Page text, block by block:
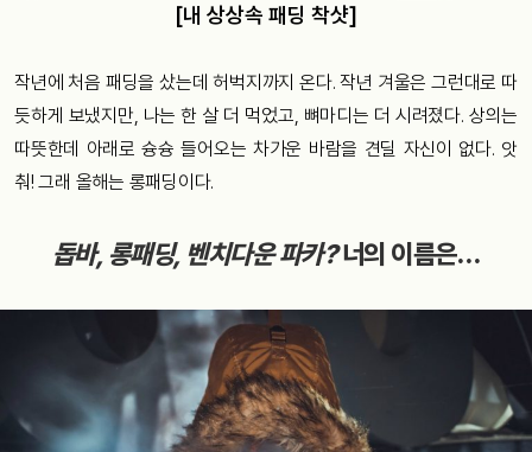
[내 상상속 패딩 착샷]
작년에 처음 패딩을 샀는데 허벅지까지 온다. 작년 겨울은 그런대로 따
듯하게 보냈지만, 나는 한 살 더 먹었고, 뼈마디는 더 시려졌다. 상의는
따뜻한데 아래로 슝슝 들어오는 차가운 바람을 견딜 자신이 없다. 앗
춰! 그래 올해는 롱패딩이다.
돕바, 롱패딩, 벤치다운 파카?너의 이름은…